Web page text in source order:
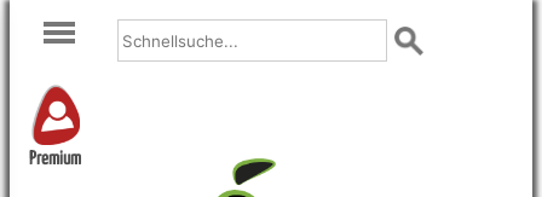
Premium